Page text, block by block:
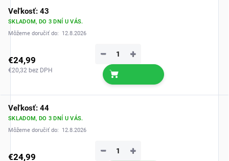
Veľkosť: 43
SKLADOM, DO 3 DNÍ U VÁS.
Môžeme doručiť do:
12.8.2026
€24,99
€20,32 bez DPH
+
−
Veľkosť: 44
SKLADOM, DO 3 DNÍ U VÁS.
Môžeme doručiť do:
12.8.2026
€24,99 +
−